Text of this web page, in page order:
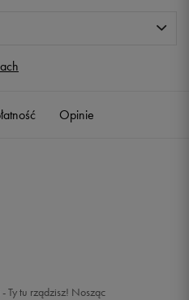
Opinie
Ty tu rządzisz! Nosząc